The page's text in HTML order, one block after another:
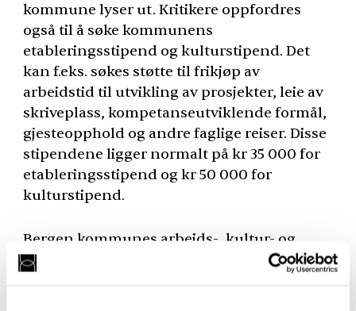
kommune lyser ut. Kritikere oppfordres
også til å søke kommunens
etableringsstipend og kulturstipend. Det
kan f.eks. søkes støtte til frikjøp av
arbeidstid til utvikling av prosjekter, leie av
skriveplass, kompetanseutviklende formål,
gjesteopphold og andre faglige reiser. Disse
stipendene ligger normalt på kr 35 000 for
etableringsstipend og kr 50 000 for
kulturstipend.
Bergen kommunes arbeids-, kultur- og
etableringsstipend skal gå til profesjonelle